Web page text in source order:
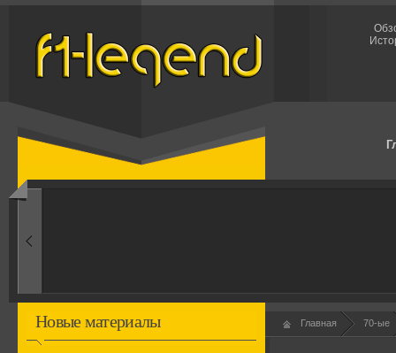
1960-ые
Новые материалы Главная 70-ые